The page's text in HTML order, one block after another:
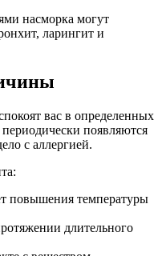
насморка могут
ларингит и
вас в определенных
появляются
с аллергией.
повышения температуры
длительного